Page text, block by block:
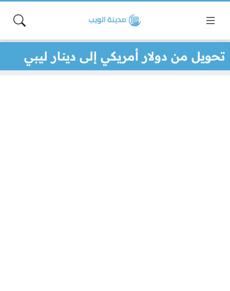
تحويل من دولار أمريكي إلى دينار ليبي